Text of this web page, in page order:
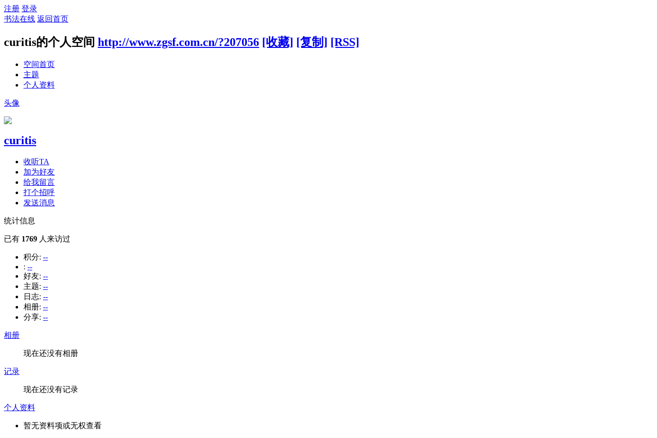
注册 登录
书法在线 返回首页
curitis的个人空间 http://www.zgsf.com.cn/?207056 [收藏] [复制] [RSS]
空间首页
主题
个人资料
头像
curitis
收听TA
加为好友
给我留言
打个招呼
发送消息
统计信息
已有 1769 人来访过
积分: --
: --
好友: --
主题: --
日志: --
相册: --
分享: --
相册
现在还没有相册
记录
现在还没有记录
个人资料
暂无资料项或无权查看